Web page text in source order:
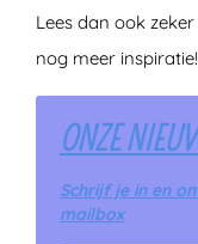
Lees dan ook
nog meer inspiratie!
ONZE
Schrijf je in en
mailbox